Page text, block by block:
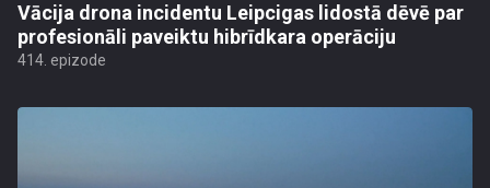
Vācija drona incidentu Leipcigas lidostā dēvē par
profesionāli paveiktu hibrīdkara operāciju
414. epizode